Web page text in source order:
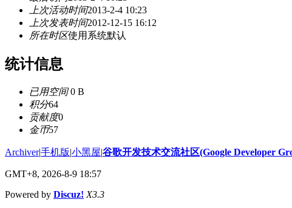
上次活动时间2013-2-4 10:23
上次发表时间2012-12-15 16:12
所在时区使用系统默认
统计信息
已用空间0 B
积分64
贡献度0
金币57
Archiver|手机版|小黑屋|谷歌开发技术交流社区(Google Developer
GMT+8, 2026-8-9 18:57
Powered by Discuz! X3.3